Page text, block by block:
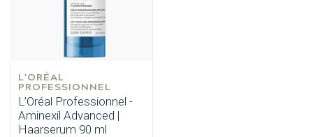
Haarstyling
L'ORÉAL
PROFESSIONNEL
L’Oréal Professionnel -
Aminexil Advanced |
Haarserum 90 ml